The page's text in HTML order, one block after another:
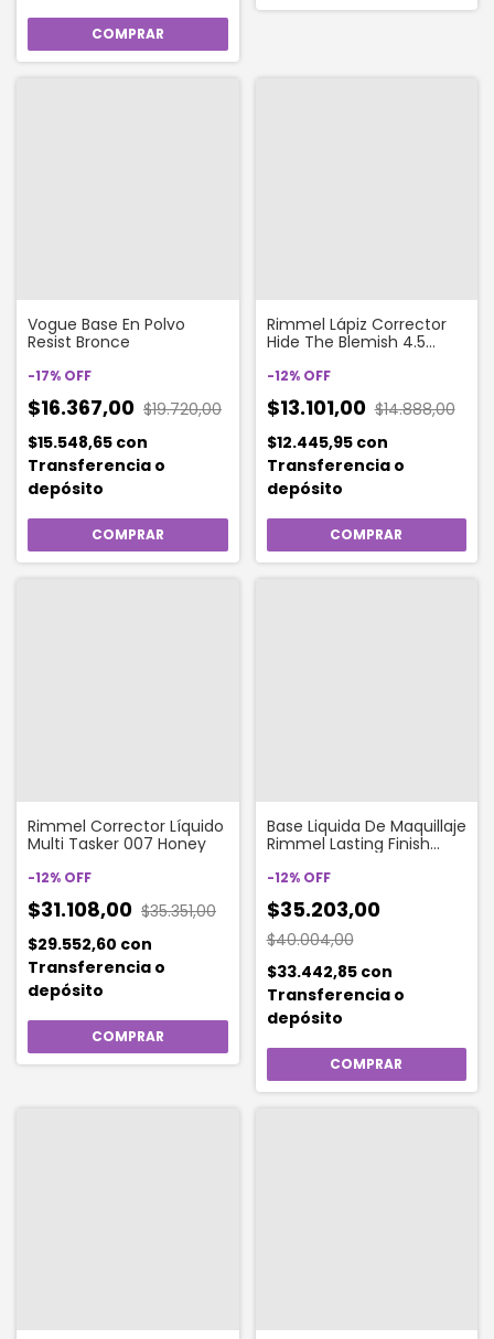
Vogue Base En Polvo
Resist Bronce
-17% OFF
$16.367,00 $19.720,00
$15.548,65 con
Transferencia o
depósito
Rimmel Lápiz Corrector
Hide The Blemish 4.5
-12% OFF
$13.101,00 $14.888,00
$12.445,95 con
Transferencia o
depósito
Rimmel Corrector Líquido
Multi Tasker 007 Honey
-12% OFF
$31.108,00 $35.351,00
$29.552,60 con
Transferencia o
depósito
Base Liquida De Maquillaje
Rimmel Lasting Finish
Color 070 Sesame
Hboost
-12% OFF
$35.203,00
$40.004,00
$33.442,85 con
Transferencia o
depósito